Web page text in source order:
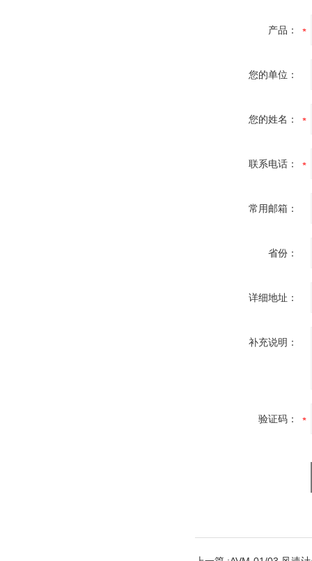
产品：
您的单位：
您的姓名：
联系电话：
常用邮箱：
省份：
详细地址：
补充说明：
验证码：